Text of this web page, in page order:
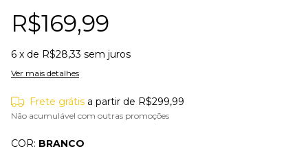
R$169,99
6 x de R$28,33 sem juros
Ver mais detalhes
Frete grátis a partir de R$299,99
Não acumulável com outras promoções
COR: BRANCO